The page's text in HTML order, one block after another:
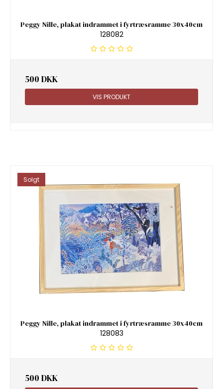
Peggy Nille, plakat indrammet i fyrtræsramme 30x40cm
128082
500 DKK
VIS PRODUKT
Solgt
Peggy Nille, plakat indrammet i fyrtræsramme 30x40cm
128083
500 DKK